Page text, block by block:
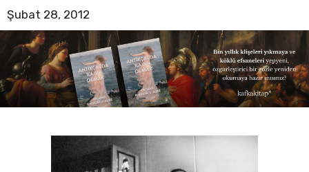
Şubat 28, 2012